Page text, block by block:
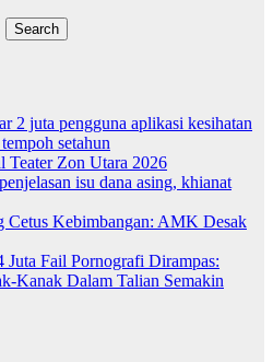
Search
2 juta pengguna aplikasi kesihatan
setahun
Teater Zon Utara 2026
isu dana asing, khianat
Cetus Kebimbangan: AMK Desak
Juta Fail Pornografi Dirampas:
Kanak Dalam Talian Semakin